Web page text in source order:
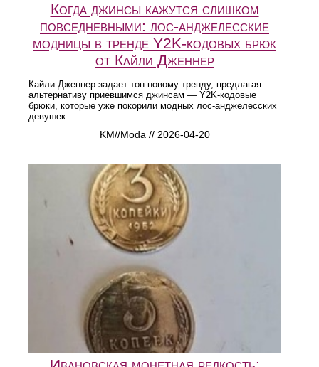
Когда джинсы кажутся слишком
повседневными: лос-анджелесские
модницы в тренде Y2K-кодовых брюк
от Кайли Дженнер
Кайли Дженнер задает тон новому тренду, предлагая
альтернативу приевшимся джинсам — Y2K-кодовые
брюки, которые уже покорили модных лос-анджелесских
девушек.
KM//Moda // 2026-04-20